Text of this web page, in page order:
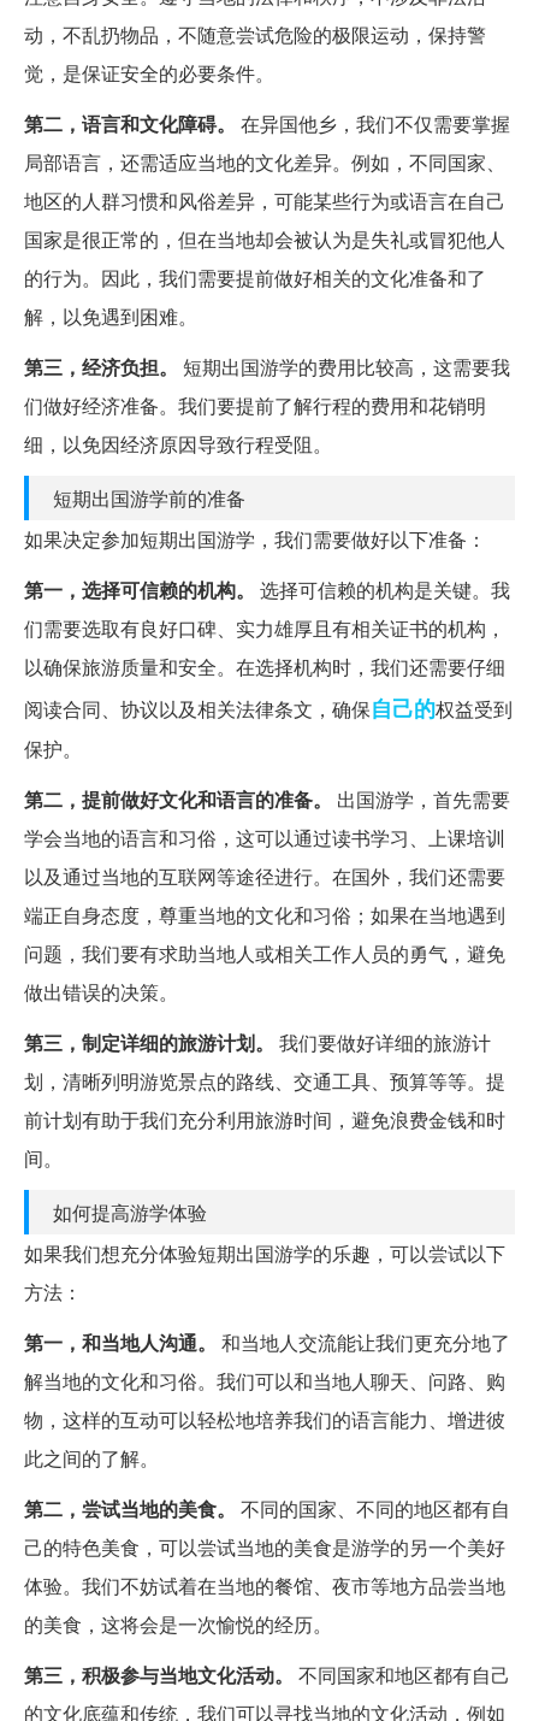
动，不乱扔物品，不随意尝试危险的极限运动，保持警
觉，是保证安全的必要条件。
第二，语言和文化障碍。
在异国他乡，我们不仅需要掌握
局部语言，还需适应当地的文化差异。例如，不同国家、
地区的人群习惯和风俗差异，可能某些行为或语言在自己
国家是很正常的，但在当地却会被认为是失礼或冒犯他人
的行为。因此，我们需要提前做好相关的文化准备和了
解，以免遇到困难。
第三，经济负担。
短期出国游学的费用比较高，这需要我
们做好经济准备。我们要提前了解行程的费用和花销明
细，以免因经济原因导致行程受阻。
短期出国游学前的准备
如果决定参加短期出国游学，我们需要做好以下准备：
第一，选择可信赖的机构。
选择可信赖的机构是关键。我
们需要选取有良好口碑、实力雄厚且有相关证书的机构，
以确保旅游质量和安全。在选择机构时，我们还需要仔细
阅读合同、协议以及相关法律条文，确保自己的权益受到
保护。
第二，提前做好文化和语言的准备。
出国游学，首先需要
学会当地的语言和习俗，这可以通过读书学习、上课培训
以及通过当地的互联网等途径进行。在国外，我们还需要
端正自身态度，尊重当地的文化和习俗；如果在当地遇到
问题，我们要有求助当地人或相关工作人员的勇气，避免
做出错误的决策。
第三，制定详细的旅游计划。
我们要做好详细的旅游计
划，清晰列明游览景点的路线、交通工具、预算等等。提
前计划有助于我们充分利用旅游时间，避免浪费金钱和时
间。
如何提高游学体验
如果我们想充分体验短期出国游学的乐趣，可以尝试以下
方法：
第一，和当地人沟通。
和当地人交流能让我们更充分地了
解当地的文化和习俗。我们可以和当地人聊天、问路、购
物，这样的互动可以轻松地培养我们的语言能力、增进彼
此之间的了解。
第二，尝试当地的美食。
不同的国家、不同的地区都有自
己的特色美食，可以尝试当地的美食是游学的另一个美好
体验。我们不妨试着在当地的餐馆、夜市等地方品尝当地
的美食，这将会是一次愉悦的经历。
第三，积极参与当地文化活动。
不同国家和地区都有自己
的文化底蕴和传统，我们可以寻找当地的文化活动，例如